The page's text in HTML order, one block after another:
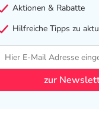
Aktionen & Rabatte
Hilfreiche Tipps zu
zur